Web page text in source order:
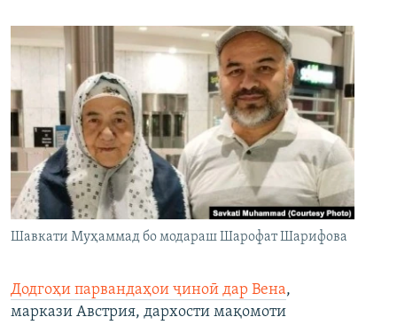
Шавкати Муҳаммад бо модараш Шарофат Шарифова
Додгоҳи парвандаҳои ҷиноӣ дар Вена,
маркази Австрия, дархости мақомоти